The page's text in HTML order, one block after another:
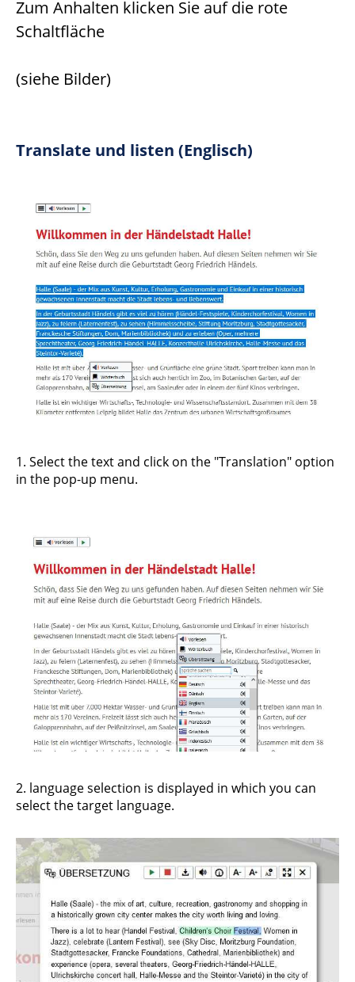
Zum Anhalten klicken Sie auf die rote
Schaltfläche
(siehe Bilder)
Translate und listen (Englisch)
1. Select the text and click on the "Translation" option
in the pop-up menu.
2. language selection is displayed in which you can
select the target language.